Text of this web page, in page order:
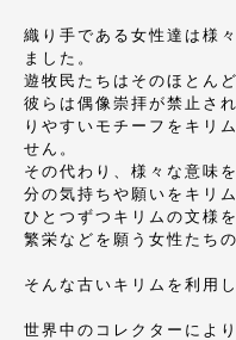
織り手である女性達は様
ました。
遊牧民たちはそのほとん
彼らは偶像崇拝が禁止さ
りやすいモチーフをキリ
せん。
その代わり、様々な意味
分の気持ちや願いをキリ
ひとつずつキリムの文様
繁栄などを願う女性たち
そんな古いキリムを利用
世界中のコレクターによ